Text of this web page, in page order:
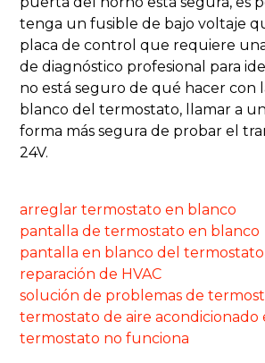
tenga un fusible de bajo voltaje
placa de control que requiere
de diagnóstico profesional para
no está seguro de qué hacer con
blanco del termostato, llamar a
forma más segura de probar el
24V.
arreglar termostato en blanco
pantalla de termostato en blanco
pantalla en blanco del
reparación de HVAC
solución de problemas de
termostato de aire acondicionado
termostato no funciona